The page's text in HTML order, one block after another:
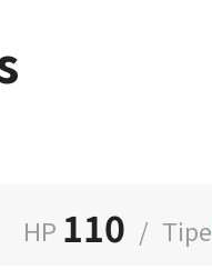
HP 110 / Tipe